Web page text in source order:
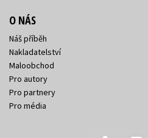
O NÁS
Náš příběh
Nakladatelství
Maloobchod
Pro autory
Pro partnery
Pro média